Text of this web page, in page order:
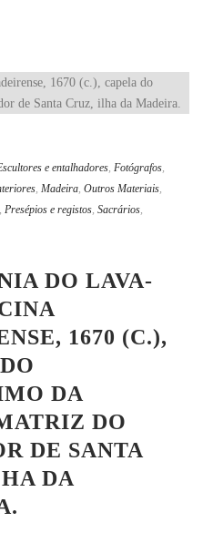
e entalhadores, Fotógrafos,
, Madeira, Outros Materiais,
, Presépios e registos, Sacrários,
DO LAVA-
1670 (C.),
DA
DO
DE SANTA
DA